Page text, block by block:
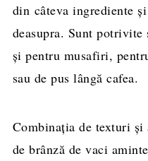
din câteva ingrediente
deasupra. Sunt
şi pentru musafiri,
sau de pus lângă cafea.
Combinaţia de texturi şi
de brânză de vaci